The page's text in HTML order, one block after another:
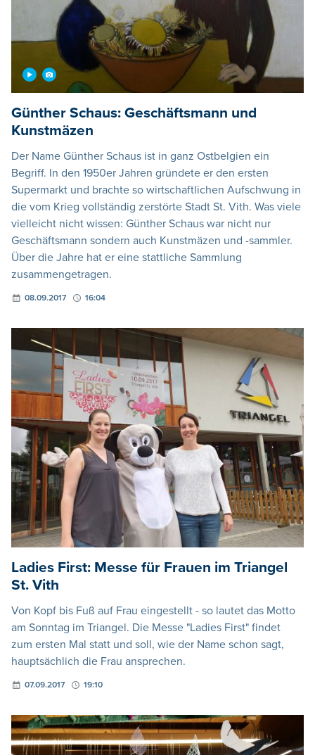
Günther Schaus: Geschäftsmann und
Kunstmäzen
Der Name Günther Schaus ist in ganz Ostbelgien ein
Begriff. In den 1950er Jahren gründete er den ersten
Supermarkt und brachte so wirtschaftlichen Aufschwung in
die vom Krieg vollständig zerstörte Stadt St. Vith. Was viele
vielleicht nicht wissen: Günther Schaus war nicht nur
Geschäftsmann sondern auch Kunstmäzen und -sammler.
Über die Jahre hat er eine stattliche Sammlung
zusammengetragen.
08.09.2017 16:04
Ladies First: Messe für Frauen im Triangel
St. Vith
Von Kopf bis Fuß auf Frau eingestellt - so lautet das Motto
am Sonntag im Triangel. Die Messe "Ladies First" findet
zum ersten Mal statt und soll, wie der Name schon sagt,
hauptsächlich die Frau ansprechen.
07.09.2017 19:10